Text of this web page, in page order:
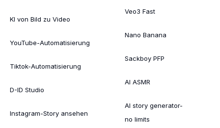
KI von Bild zu Video
YouTube-Automatisierung
Tiktok-Automatisierung
D-ID Studio
Instagram-Story ansehen
Veo3 Fast
Nano Banana
Sackboy PFP
AI ASMR
AI story generator-
no limits